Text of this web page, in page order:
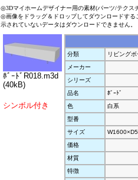
◎3Dマイホームデザイナー用の素材(パーツ/テクス
◎画像をドラッグ＆ドロップしてダウンロードす
示されていないデータはダウンロードできません。
ﾎﾞｰﾄﾞR018.m3d
(40kB)
シンボル付き
分類
リビング
メーカー
シリーズ
品名
ﾎﾞｰﾄﾞ
色
白系
型番
サイズ
価格
材質
特徴